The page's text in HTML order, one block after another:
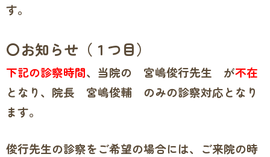
す。
〇お知らせ（１つ目）
下記の診察時間、当院の 宮嶋俊行先生 が不在
となり、院長 宮嶋俊輔 のみの診察対応となり
ます。
俊行先生の診察をご希望の場合には、ご来院の時